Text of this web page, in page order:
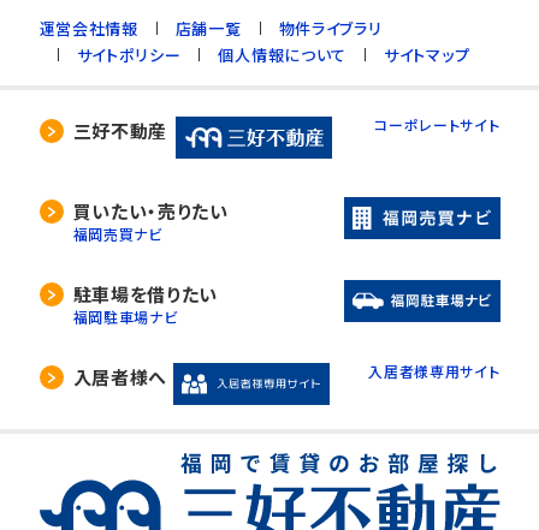
運営会社情報 店舗一覧
物件ライブラリ
サイトポリシー
個人情報について サイトマップ
三好不動産 コーポレートサイト
買いたい・売りたい
福岡売買ナビ
駐車場を借りたい
福岡駐車場ナビ
入居者様へ 入居者様専用サイト